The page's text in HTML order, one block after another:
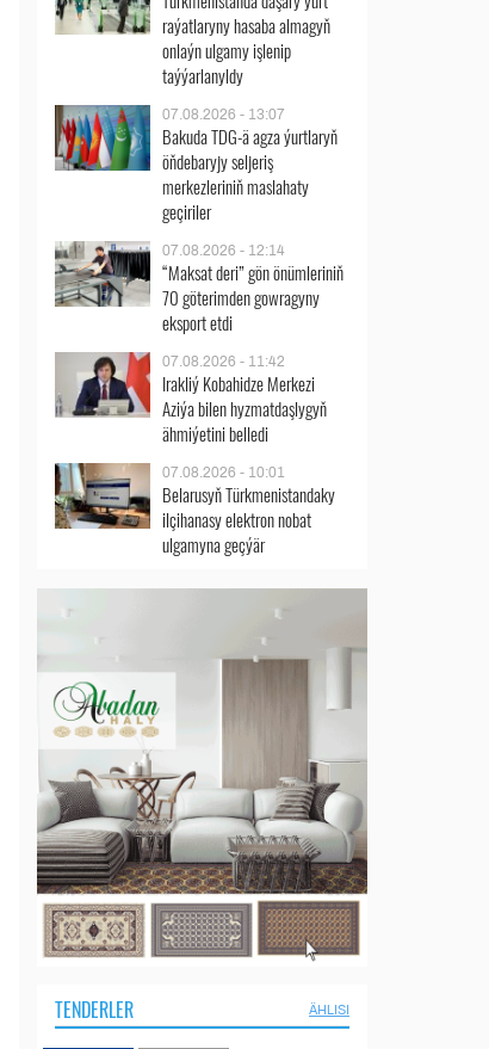
raýatlaryny hasaba almagyň
onlaýn ulgamy işlenip
taýýarlanyldy
07.08.2026 - 13:07
Bakuda TDG-ä agza ýurtlaryň
öňdebaryjy seljeriş
merkezleriniň maslahaty
geçiriler
07.08.2026 - 12:14
“Maksat deri” gön önümleriniň
70 göterimden gowragyny
eksport etdi
07.08.2026 - 11:42
Irakliý Kobahidze Merkezi
Aziýa bilen hyzmatdaşlygyň
ähmiýetini belledi
07.08.2026 - 10:01
Belarusyň Türkmenistandaky
ilçihanasy elektron nobat
ulgamyna geçýär
TENDERLER ÄHLISI